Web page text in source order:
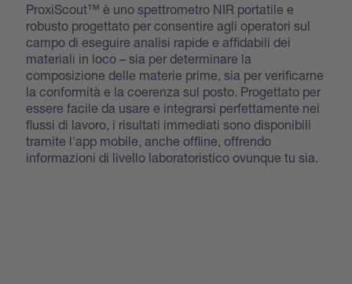
ProxiScout™ è uno spettrometro NIR portatile e
robusto progettato per consentire agli operatori sul
campo di eseguire analisi rapide e affidabili dei
materiali in loco – sia per determinare la
composizione delle materie prime, sia per verificarne
la conformità e la coerenza sul posto. Progettato per
essere facile da usare e integrarsi perfettamente nei
flussi di lavoro, i risultati immediati sono disponibili
tramite l'app mobile, anche offline, offrendo
informazioni di livello laboratoristico ovunque tu sia.